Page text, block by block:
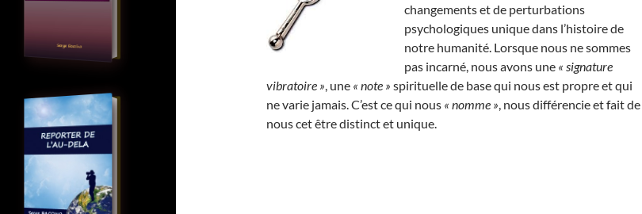
changements et de perturbations
psychologiques unique dans l’histoire de
notre humanité. Lorsque nous ne sommes
pas incarné, nous avons une « signature
vibratoire », une « note » spirituelle de base qui nous est propre et qui
ne varie jamais. C’est ce qui nous « nomme », nous différencie et fait de
nous cet être distinct et unique.